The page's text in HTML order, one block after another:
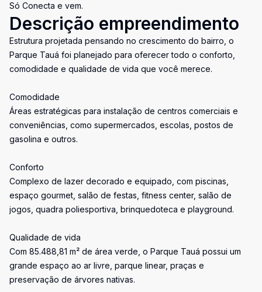
Só Conecta e vem.
Descrição empreendimento
Estrutura projetada pensando no crescimento do bairro, o
Parque Tauá foi planejado para oferecer todo o conforto,
comodidade e qualidade de vida que você merece.
Comodidade
Áreas estratégicas para instalação de centros comerciais e
conveniências, como supermercados, escolas, postos de
gasolina e outros.
Conforto
Complexo de lazer decorado e equipado, com piscinas,
espaço gourmet, salão de festas, fitness center, salão de
jogos, quadra poliesportiva, brinquedoteca e playground.
Qualidade de vida
Com 85.488,81 m² de área verde, o Parque Tauá possui um
grande espaço ao ar livre, parque linear, praças e
preservação de árvores nativas.